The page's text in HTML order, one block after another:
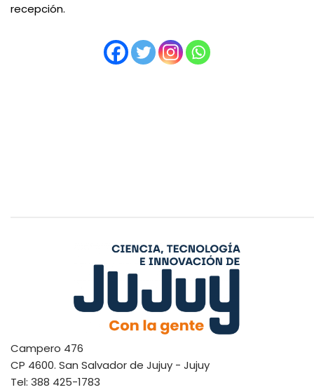
recepción.
Campero 476
CP 4600. San Salvador de Jujuy - Jujuy
Tel: 388 425-1783